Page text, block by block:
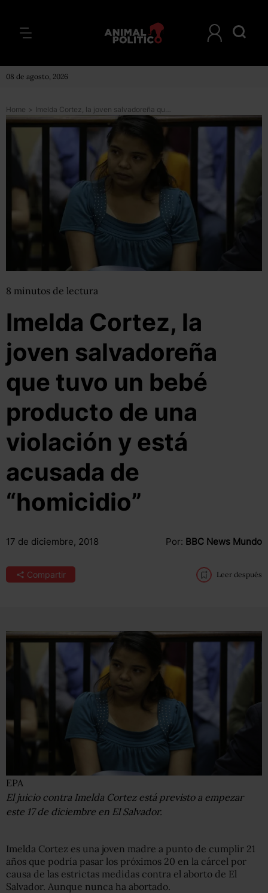
08 de agosto, 2026
Home > Imelda Cortez, la joven salvadoreña que tuvo un bebé producto de una violación y está acusada de “homicidio”
8 minutos de lectura
Imelda Cortez, la
joven salvadoreña
que tuvo un bebé
producto de una
violación y está
acusada de
“homicidio”
17 de diciembre, 2018 Por: BBC News Mundo
Compartir Leer después
EPA
El juicio contra Imelda Cortez está previsto a empezar
este 17 de diciembre en El Salvador.
Imelda Cortez es una joven madre a punto de cumplir 21
años que podría pasar los próximos 20 en la cárcel por
causa de las estrictas medidas contra el aborto de El
Salvador. Aunque nunca ha abortado.